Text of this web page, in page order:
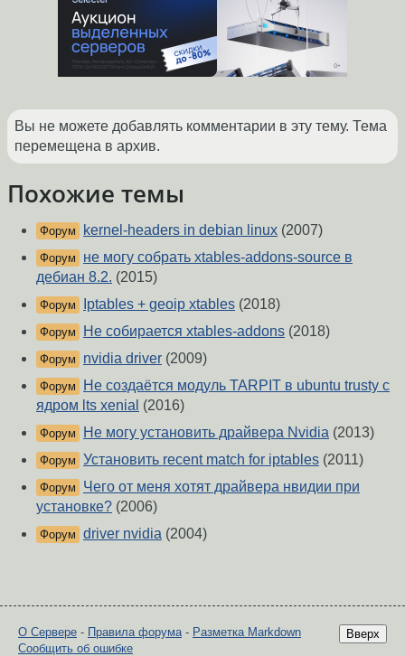
Вы не можете добавлять комментарии в эту тему. Тема
перемещена в архив.
Похожие темы
Форум kernel-headers in debian linux (2007)
Форум
не могу собрать xtables-addons-source в
дебиан 8.2. (2015)
Форум Iptables + geoip xtables (2018)
Форум Не собирается xtables-addons (2018)
Форум nvidia driver (2009)
Форум
Не создаётся модуль TARPIT в ubuntu trusty с
ядром lts xenial (2016)
Форум Не могу установить драйвера Nvidia (2013)
Форум Установить recent match for iptables (2011)
Форум
Чего от меня хотят драйвера нвидии при
установке? (2006)
Форум driver nvidia (2004)
Вверх
О Сервере - Правила форума- Разметка Markdown
Сообщить об ошибке